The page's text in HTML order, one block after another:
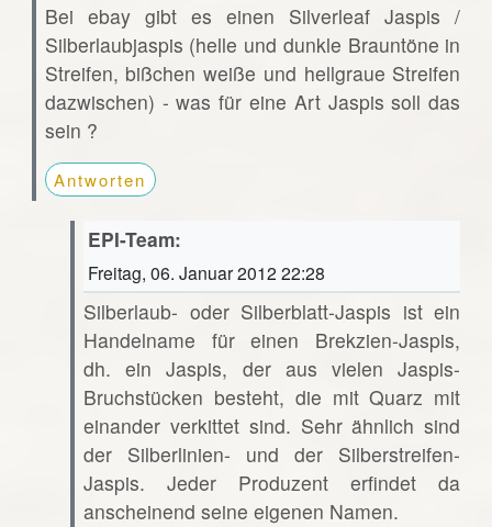
Bei ebay gibt es einen Silverleaf Jaspis /
Silberlaubjaspis (helle und dunkle Brauntöne in
Streifen, bißchen weiße und hellgraue Streifen
dazwischen) - was für eine Art Jaspis soll das
sein ?
Antworten
EPI-Team:
Freitag, 06. Januar 2012 22:28
Silberlaub- oder Silberblatt-Jaspis ist ein
Handelname für einen Brekzien-Jaspis,
dh. ein Jaspis, der aus vielen Jaspis-
Bruchstücken besteht, die mit Quarz mit
einander verkittet sind. Sehr ähnlich sind
der Silberlinien- und der Silberstreifen-
Jaspis. Jeder Produzent erfindet da
anscheinend seine eigenen Namen.